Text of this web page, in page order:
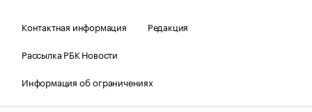
Контактная информация
Редакция
Рассылка РБК Новости
Информация об ограничениях